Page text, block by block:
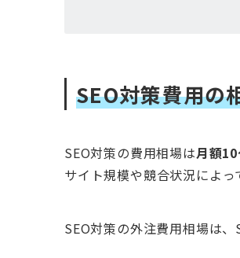
SEO対策費用の
SEO対策の費用相場は月額
サイト規模や競合状況によ
SEO対策の外注費用相場は